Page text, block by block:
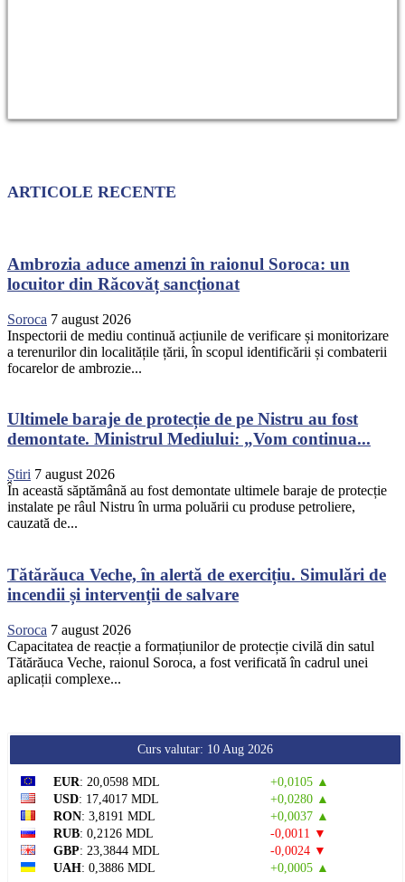
ARTICOLE RECENTE
Ambrozia aduce amenzi în raionul Soroca: un
locuitor din Răcovăț sancționat
Soroca 7 august 2026
Inspectorii de mediu continuă acțiunile de verificare și monitorizare
a terenurilor din localitățile țării, în scopul identificării și combaterii
focarelor de ambrozie...
Ultimele baraje de protecție de pe Nistru au fost
demontate. Ministrul Mediului: „Vom continua...
Știri 7 august 2026
În această săptămână au fost demontate ultimele baraje de protecție
instalate pe râul Nistru în urma poluării cu produse petroliere,
cauzată de...
Tătărăuca Veche, în alertă de exercițiu. Simulări de
incendii și intervenții de salvare
Soroca 7 august 2026
Capacitatea de reacție a formațiunilor de protecție civilă din satul
Tătărăuca Veche, raionul Soroca, a fost verificată în cadrul unei
aplicații complexe...
Curs valutar: 10 Aug 2026
EUR: 20,0598 MDL
+0,0105 ▲
USD: 17,4017 MDL
+0,0280 ▲
RON: 3,8191 MDL
+0,0037 ▲
RUB: 0,2126 MDL
-0,0011 ▼
GBP: 23,3844 MDL
-0,0024 ▼
UAH: 0,3886 MDL +0,0005 ▲